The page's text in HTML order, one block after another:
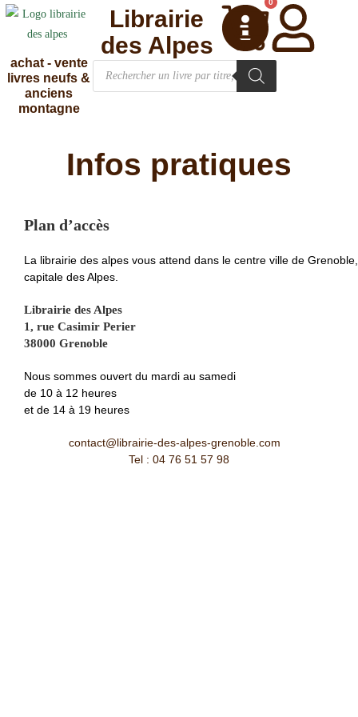
achat - vente
livres neufs &
anciens
montagne
0
Librairie
des Alpes
Infos pratiques
Plan d’accès
La librairie des alpes vous attend dans le centre ville de Grenoble,
capitale des Alpes.
Librairie des Alpes
1, rue Casimir Perier
38000 Grenoble
Nous sommes ouvert du mardi au samedi
de 10 à 12 heures
et de 14 à 19 heures
contact@librairie-des-alpes-grenoble.com
Tel : 04 76 51 57 98